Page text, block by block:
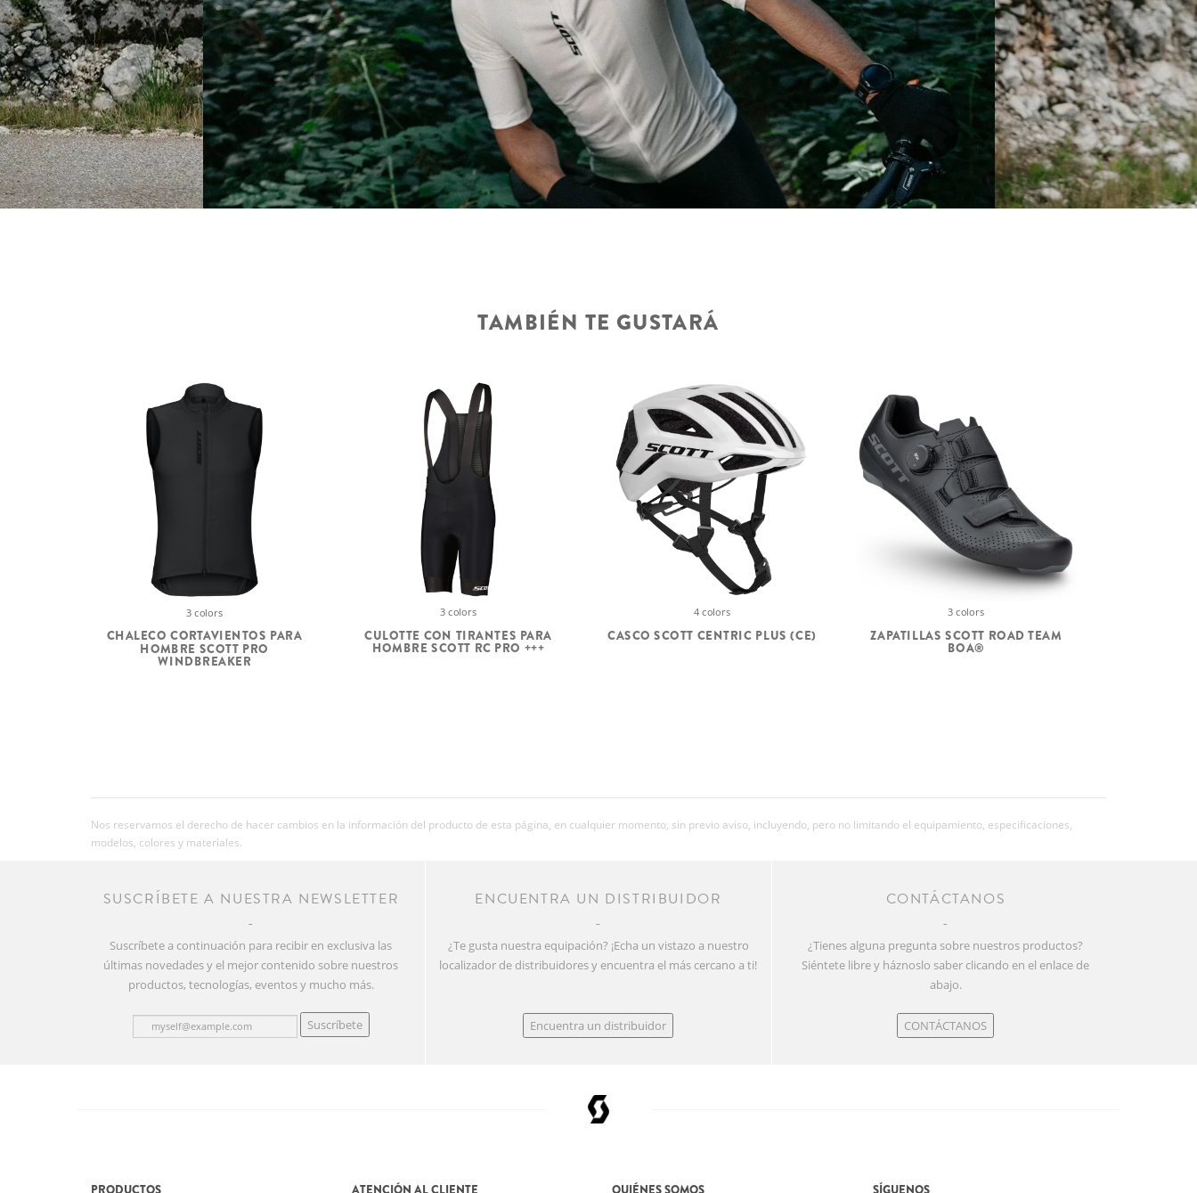
TAMBIÉN TE GUSTARÁ
3 colors
CHALECO CORTAVIENTOS PARA
HOMBRE SCOTT PRO
WINDBREAKER
3 colors
CULOTTE CON TIRANTES PARA
HOMBRE SCOTT RC PRO +++
4 colors
CASCO SCOTT CENTRIC PLUS (CE)
3 colors
ZAPATILLAS SCOTT ROAD TEAM
BOA®
Nos reservamos el derecho de hacer cambios en la información del producto de esta página, en cualquier momento, sin previo aviso, incluyendo, pero no limitando el equipamiento, especificaciones,
modelos, colores y materiales.
SUSCRÍBETE A NUESTRA NEWSLETTER
Suscríbete a continuación para recibir en exclusiva las
últimas novedades y el mejor contenido sobre nuestros
productos, tecnologías, eventos y mucho más.
Suscríbete
ENCUENTRA UN DISTRIBUIDOR
¿Te gusta nuestra equipación? ¡Echa un vistazo a nuestro
localizador de distribuidores y encuentra el más cercano a ti!
Encuentra un distribuidor
CONTÁCTANOS
¿Tienes alguna pregunta sobre nuestros productos?
Siéntete libre y háznoslo saber clicando en el enlace de
abajo.
CONTÁCTANOS
PRODUCTOS ATENCIÓN AL CLIENTE QUIÉNES SOMOS SÍGUENOS